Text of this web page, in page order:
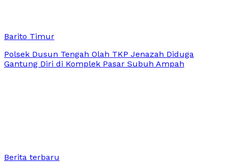
Barito Timur
Polsek Dusun Tengah Olah TKP Jenazah Diduga
Gantung Diri di Komplek Pasar Subuh Ampah
Berita terbaru